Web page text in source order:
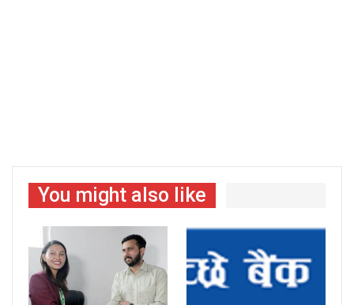
You might also like